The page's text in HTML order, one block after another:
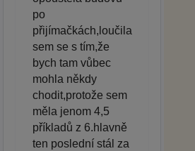
po
přijímačkách,loučila
sem se s tím,že
bych tam vůbec
mohla někdy
chodit,protože sem
měla jenom 4,5
příkladů z 6.hlavně
ten poslední stál za